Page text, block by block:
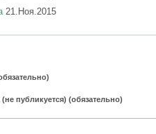
21.Ноя.2015
(не публикуется) (обязательно)